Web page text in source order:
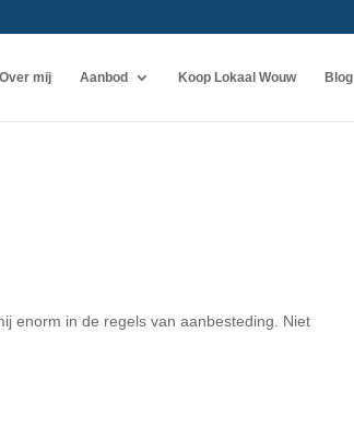
Over mij Aanbod Koop Lokaal Wouw Blog
enorm in de regels van aanbesteding. Niet